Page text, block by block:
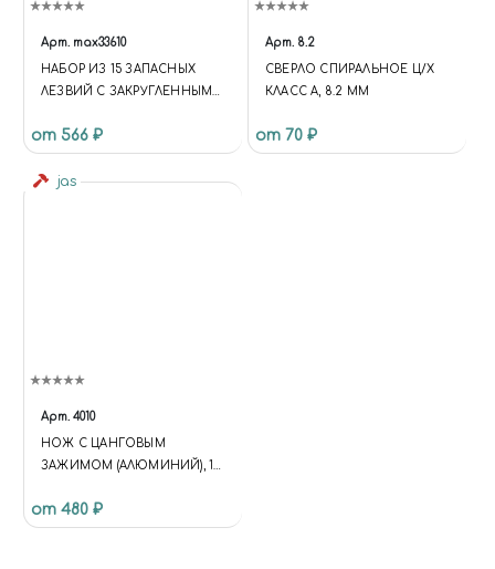
Арт. max33610
НАБОР ИЗ 15 ЗАПАСНЫХ
ЛЕЗВИЙ С ЗАКРУГЛЕННЫМИ
от 566 ₽
Арт. 8.2
СВЕРЛО СПИРАЛЬНОЕ Ц/Х
КЛАСС А, 8.2 ММ
от 70 ₽
jas
Арт. 4010
НОЖ С ЦАНГОВЫМ
ЗАЖИМОМ (АЛЮМИНИЙ), 15
от 480 ₽